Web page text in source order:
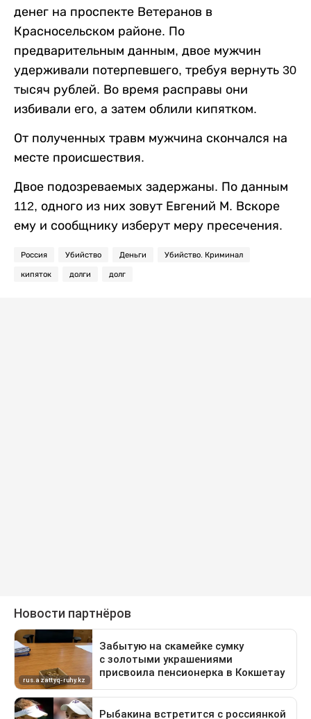
денег на проспекте Ветеранов в
Красносельском районе. По
предварительным данным, двое мужчин
удерживали потерпевшего, требуя вернуть 30
тысяч рублей. Во время расправы они
избивали его, а затем облили кипятком.
От полученных травм мужчина скончался на
месте происшествия.
Двое подозреваемых задержаны. По данным
112, одного из них зовут Евгений М. Вскоре
ему и сообщнику изберут меру пресечения.
Россия Убийство Деньги Убийство. Криминал
кипяток долги долг